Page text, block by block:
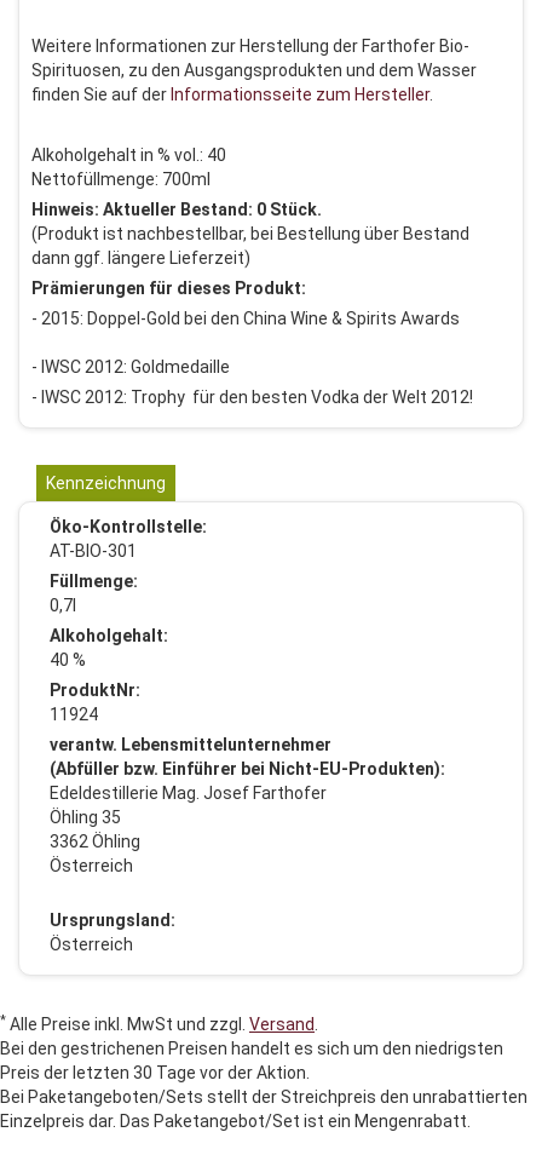
Weitere Informationen zur Herstellung der Farthofer Bio-
Spirituosen, zu den Ausgangsprodukten und dem Wasser
finden Sie auf der Informationsseite zum Hersteller.
Alkoholgehalt in % vol.: 40
Nettofüllmenge: 700ml
Hinweis: Aktueller Bestand: 0 Stück.
(Produkt ist nachbestellbar, bei Bestellung über Bestand
dann ggf. längere Lieferzeit)
Prämierungen für dieses Produkt:
- 2015: Doppel-Gold bei den China Wine & Spirits Awards
- IWSC 2012: Goldmedaille
- IWSC 2012: Trophy für den besten Vodka der Welt 2012!
Kennzeichnung
Öko-Kontrollstelle:
AT-BIO-301
Füllmenge:
0,7l
Alkoholgehalt:
40 %
ProduktNr:
11924
verantw. Lebensmittelunternehmer
(Abfüller bzw. Einführer bei Nicht-EU-Produkten):
Edeldestillerie Mag. Josef Farthofer
Öhling 35
3362 Öhling
Österreich
Ursprungsland:
Österreich
* Alle Preise inkl. MwSt und zzgl. Versand
Bei den gestrichenen Preisen handelt es sich um den niedrigsten
Preis der letzten 30 Tage vor der Aktion.
Bei Paketangeboten/Sets stellt der Streichpreis den unrabattierten
Einzelpreis dar. Das Paketangebot/Set ist ein Mengenrabatt.